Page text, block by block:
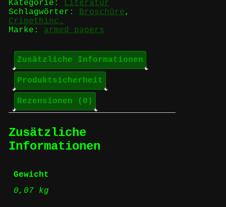
Kategorie:
Literatur
Schlagwörter: Broschüre,
Crimethinc.
Marke: armed papers
Zusätzliche Informationen
Produktsicherheit
Rezensionen (0)
Zusätzliche
Informationen
Gewicht
0,07 kg